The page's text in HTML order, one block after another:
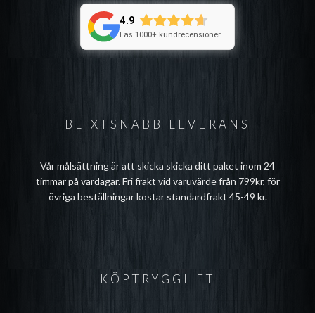
BLIXTSNABB LEVERANS
Vår målsättning är att skicka skicka ditt paket inom 24
timmar på vardagar. Fri frakt vid varuvärde från 799kr, för
övriga beställningar kostar standardfrakt 45-49 kr.
4.9
Läs 1000+ kundrecensioner
KÖPTRYGGHET